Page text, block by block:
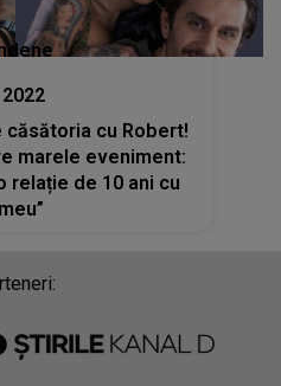
căsătoria cu Robert!
marele eveniment:
relație de 10 ani cu